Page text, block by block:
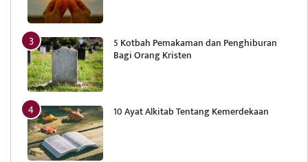
5 Kotbah Pemakaman dan Penghiburan
Bagi Orang Kristen
10 Ayat Alkitab Tentang Kemerdekaan